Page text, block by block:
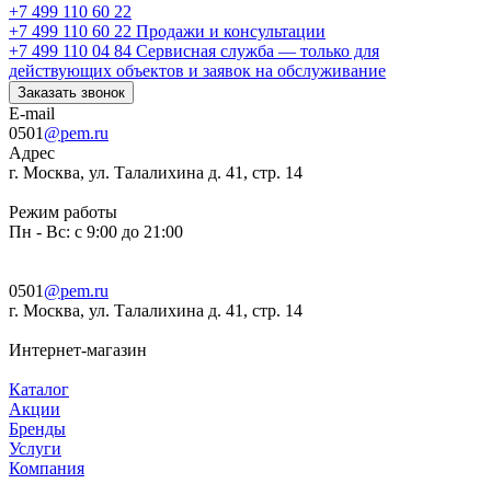
+7 499 110 60 22
+7 499 110 60 22 Продажи и консультации
+7 499 110 04 84 Сервисная служба — только для
действующих объектов и заявок на обслуживание
Заказать звонок
E-mail
0501 @pem.ru
Адрес
г. Москва, ул. Талалихина д. 41, стр. 14
Режим работы
Пн - Вс: с 9:00 до 21:00
0501 @pem.ru
г. Москва, ул. Талалихина д. 41, стр. 14
Интернет-магазин
Каталог
Акции
Бренды
Услуги
Компания